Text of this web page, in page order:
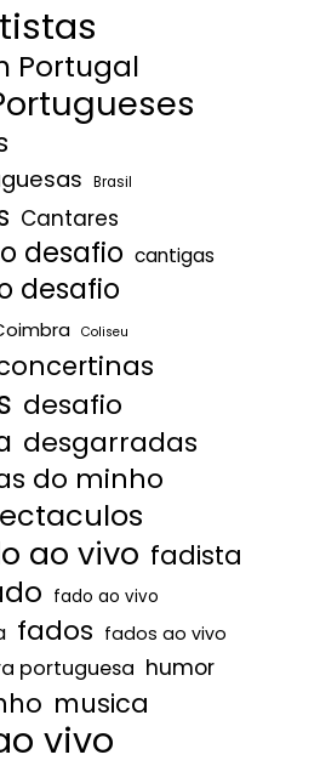
Portugal
Brasil
Cantares
desafio cantigas
desafio
Coliseu
desafio
desgarradas
do minho
ao vivo fadista
fado ao vivo
fados fados ao vivo
portuguesa humor
musica
vivo